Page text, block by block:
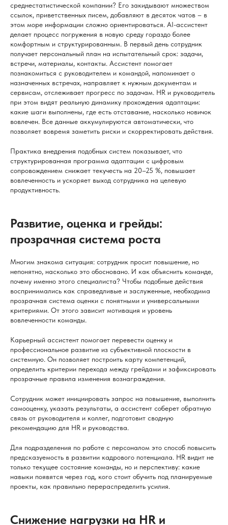
среднестатистической компании? Его закидывают множеством
ссылок, приветственных писем, добавляют в десяток чатов – в
этом море информации сложно ориентироваться. AI-ассистент
делает процесс погружения в новую среду гораздо более
комфортным и структурированным. В первый день сотрудник
получает персональный план на испытательный срок: задачи,
встречи, материалы, контакты. Ассистент помогает
познакомиться с руководителем и командой, напоминает о
назначенных встречах, направляет к нужным документам и
сервисам, отслеживает прогресс по задачам. HR и руководитель
при этом видят реальную динамику прохождения адаптации:
какие шаги выполнены, где есть отставание, насколько новичок
вовлечен. Все данные аккумулируются автоматически, что
позволяет вовремя заметить риски и скорректировать действия.
Практика внедрения подобных систем показывает, что
структурированная программа адаптации с цифровым
сопровождением снижает текучесть на 20–25 %, повышает
вовлеченность и ускоряет выход сотрудника на целевую
продуктивность.
Развитие, оценка и грейды:
прозрачная система роста
Многим знакома ситуация: сотрудник просит повышение, но
непонятно, насколько это обосновано. И как объяснить команде,
почему именно этого специалиста? Чтобы подобные действия
воспринимались как справедливые и заслуженные, необходима
прозрачная система оценки с понятными и универсальными
критериями. От этого зависит мотивация и уровень
вовлеченности команды.
Карьерный ассистент помогает перевести оценку и
профессиональное развитие из субъективной плоскости в
системную. Он позволяет построить карту компетенций,
определить критерии перехода между грейдами и зафиксировать
прозрачные правила изменения вознаграждения.
Сотрудник может инициировать запрос на повышение, выполнить
самооценку, указать результаты, а ассистент соберет обратную
связь от руководителя и коллег, подготовит сводную
рекомендацию для HR и руководства.
Для подразделения по работе с персоналом это способ повысить
предсказуемость в развитии кадрового потенциала. HR видит не
только текущее состояние команды, но и перспективу: какие
навыки появятся через год, кого стоит обучить под планируемые
проекты, как правильно перераспределить усилия.
Снижение нагрузки на HR и